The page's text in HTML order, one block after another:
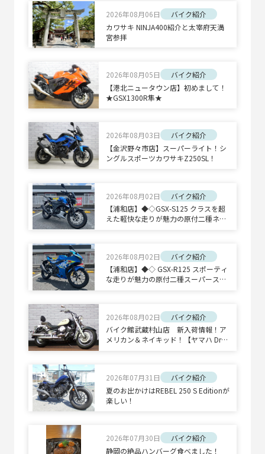
2026年08月06日
バイク紹介
カワサキ NINJA400紹介と太宰府天満
宮参拝
2026年08月05日
バイク紹介
【港北ニュータウン店】初めまして！
★GSX1300R隼★
2026年08月03日
バイク紹介
【金沢野々市店】スーパーライト！シ
ングルスポーツカワサキZ250SL！
2026年08月02日
バイク紹介
【浦和店】◆◇GSX-S125 クラスを超
えた軽快な走りが魅力の原付二種ネイ
2026年08月02日
バイク紹介
【浦和店】◆◇ GSX-R125 スポーティ
な走りが魅力の原付二種スーパースポ
2026年08月02日
バイク紹介
バイク館武蔵村山店 新入荷情報！ア
メリカン＆ネイキッド！【ヤマハ Drag
2026年07月31日
バイク紹介
夏のお出かけはREBEL 250 S Editionが
楽しい！
2026年07月30日
バイク紹介
静岡の絶品ハンバーグ食べました！